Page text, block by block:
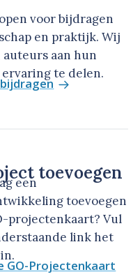
voor bijdragen
en praktijk. Wij
auteurs aan hun
te delen.
toevoegen
een
toevoegen
projectenkaart? Vul
link het
GO-Projectenkaart